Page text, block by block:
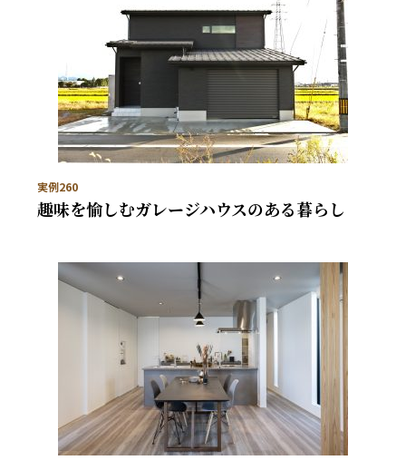
実例260
趣味を愉しむガレージハウスのある暮らし